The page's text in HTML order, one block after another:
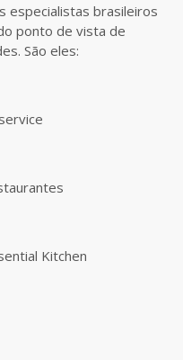
especialistas brasileiros
ponto de vista de
São eles:
Kitchen